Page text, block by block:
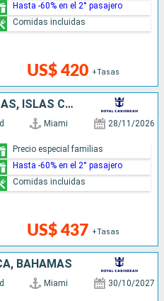
US$ 420 +Tasas
Hasta -60% en el 2° pasajero
Comidas incluidas
ESTADOS UNIDOS, BAHAMAS, ISLAS CAIMÁN
Miami 28/11/2026
US$ 437 +Tasas
Precio especial familias
Hasta -60% en el 2° pasajero
Comidas incluidas
BAHAMAS
Miami 30/10/2027